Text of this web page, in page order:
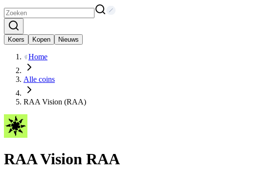
Koers Kopen Nieuws
Home
Alle coins
RAA Vision (RAA)
RAA Vision RAA